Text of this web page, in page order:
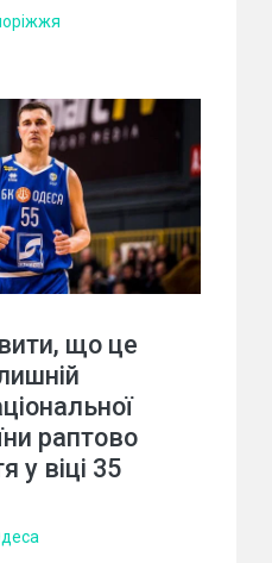
що це
раптово
у віці 35